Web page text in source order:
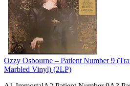
Ozzy Osbourne – Patient Number 9
Marbled Vinyl) (2LP)